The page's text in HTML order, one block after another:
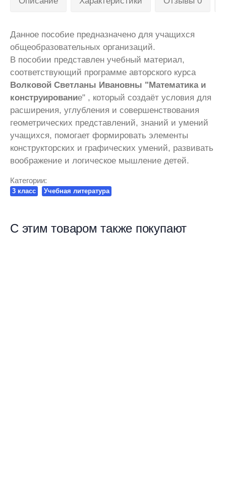
Данное пособие предназначено для учащихся
общеобразовательных организаций.
В пособии представлен учебный материал,
соответствующий программе авторского курса
Волковой Светланы Ивановны "Математика и
конструирование" , который создаёт условия для
расширения, углубления и совершенствования
геометрических представлений, знаний и умений
учащихся, помогает формировать элементы
конструкторских и графических умений, развивать
воображение и логическое мышление детей.
Категории:
3 класс Учебная литература
С этим товаром также покупают